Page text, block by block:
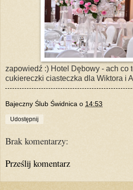
zapowiedź :) Hotel Dębowy - ach co
cukiereczki ciasteczka dla Wiktora i
Bajeczny Ślub Świdnica o 14:53
Udostępnij
Brak komentarzy:
Prześlij komentarz